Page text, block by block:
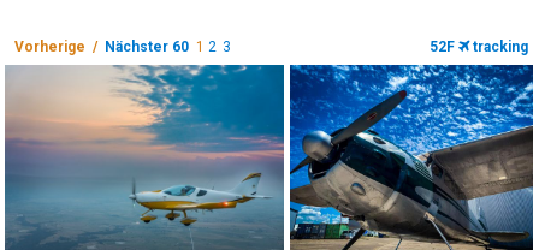
Vorherige / Nächster 60 1 2 3 52F tracking